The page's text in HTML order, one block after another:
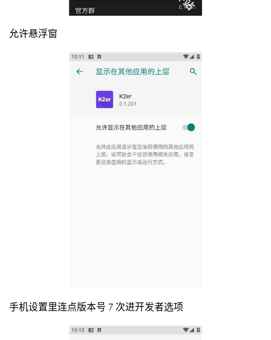
允许悬浮窗
手机设置里连点版本号 7 次进开发者选项